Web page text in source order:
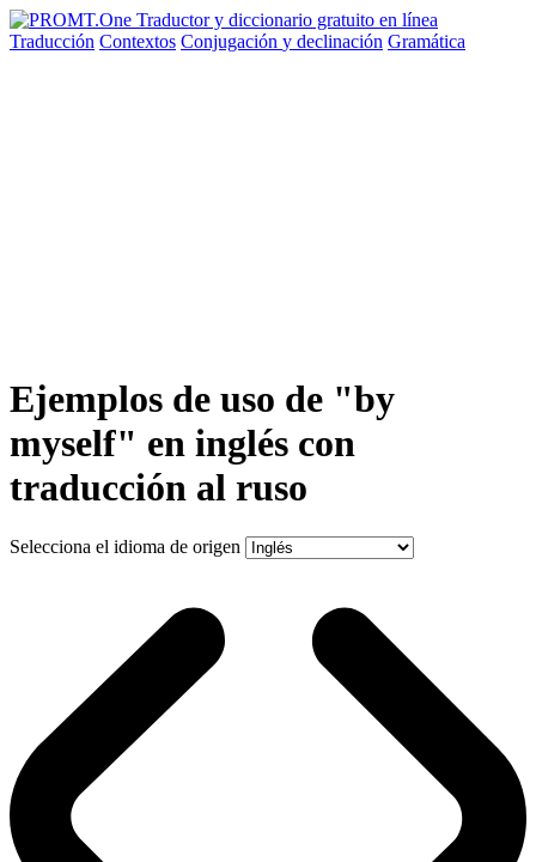
Traducción Contextos Conjugación y declinación Gramática
Ejemplos de uso de "by
myself" en inglés con
traducción al ruso
Selecciona el idioma de origen